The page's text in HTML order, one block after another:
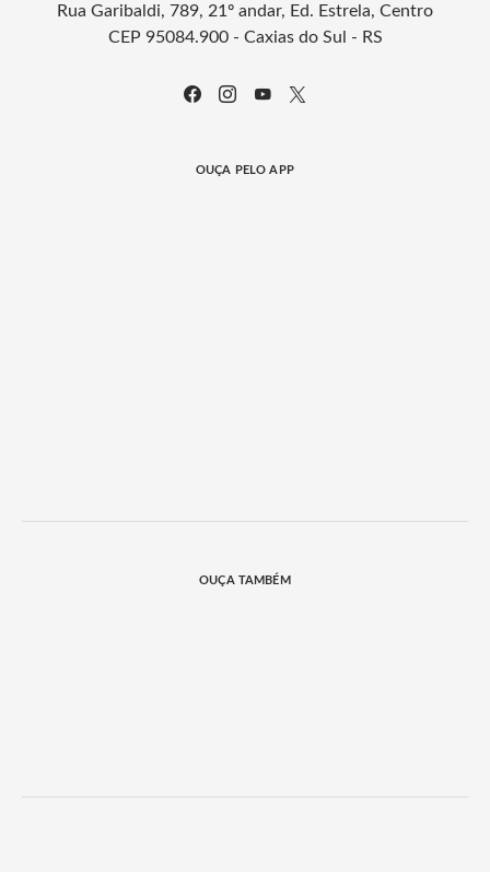
Rua Garibaldi, 789, 21º andar, Ed. Estrela, Centro
CEP 95084.900 - Caxias do Sul - RS
OUÇA PELO APP
OUÇA TAMBÉM